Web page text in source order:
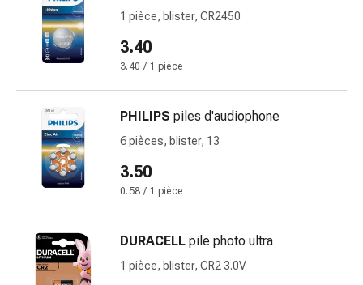
Matériel
pansement
coups
changement
Pansements
1 pièce, blister, CR2450
3.40
3.40 / 1 pièce
PHILIPS piles d'audiophone
6 pièces, blister, 13
3.50
0.58 / 1 pièce
DURACELL pile photo ultra
1 pièce, blister, CR2 3.0V